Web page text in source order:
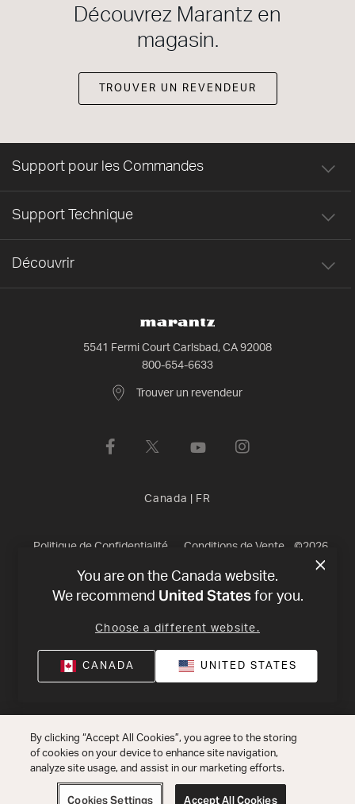
Découvrez Marantz en
magasin.
TROUVER UN REVENDEUR
5541 Fermi Court Carlsbad, CA 92008
800-654-6633
Trouver un revendeur
Support pour les Commandes
Support Technique
Découvrir
Canada FR
Politique de Confidentialité Conditions de Vente ©2026
Harman International Industries, Incorporated. All rights
reserved.
You are on the Canada website.
We recommend United Statesfor you.
Choose a different website.
CANADA UNITED STATES
By clicking “Accept All Cookies”, you agree to the storing
of cookies on your device to enhance site navigation,
analyze site usage, and assist in our marketing efforts.
Cookies Settings Accept All Cookies